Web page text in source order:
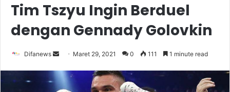
Tim Tszyu Ingin Berduel
dengan Gennady Golovkin
Difanews
Send
email
Maret 29, 2021 0 111 1 minute read